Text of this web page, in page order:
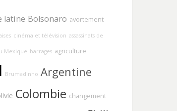
latine Bolsonaro avortement
cinéma et télévision assassinats de
Mexique barrages agriculture
Brumadinho Argentine
Colombie changement